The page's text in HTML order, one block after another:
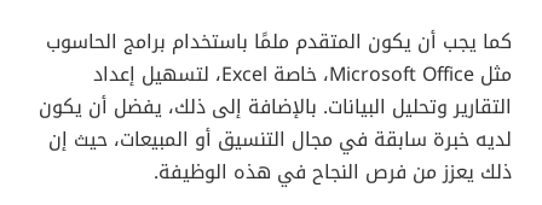
كما يجب أن يكون المتقدم ملمًا باستخدام برامج الحاسوب
مثل Microsoft Office، خاصة Excel، لتسهيل إعداد
التقارير وتحليل البيانات. بالإضافة إلى ذلك، يفضل أن يكون
لديه خبرة سابقة في مجال التنسيق أو المبيعات، حيث إن
ذلك يعزز من فرص النجاح في هذه الوظيفة.